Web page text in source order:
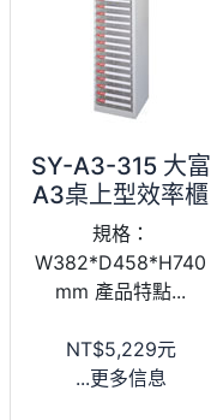
SY-A3-315 大富
A3桌上型效率櫃
規格：
W382*D458*H740
mm 產品特點...
NT$5,229元
...更多信息